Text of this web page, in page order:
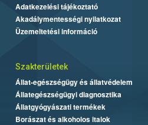
Adatkezelési tájékoztató
Akadálymentességi nyilatkozat
Üzemeltetési információ
Szakterületek
Állat-egészségügy és állatvédelem
Állategészségügyi diagnosztika
Állatgyógyászati termékek
Borászat és alkoholos italok